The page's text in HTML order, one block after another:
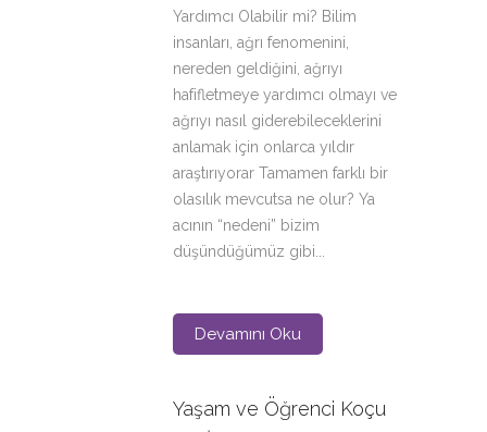
Yardımcı Olabilir mi? Bilim
insanları, ağrı fenomenini,
nereden geldiğini, ağrıyı
hafifletmeye yardımcı olmayı ve
ağrıyı nasıl giderebileceklerini
anlamak için onlarca yıldır
araştırıyorar Tamamen farklı bir
olasılık mevcutsa ne olur? Ya
acının “nedeni” bizim
düşündüğümüz gibi...
Devamını Oku
Yaşam ve Öğrenci Koçu